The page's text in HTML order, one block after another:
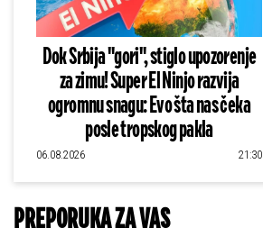
Dok Srbija "gori", stiglo upozorenje
za zimu! Super El Ninjo razvija
ogromnu snagu: Evo šta nas čeka
posle tropskog pakla
06.08.2026 21:30
PREPORUKA ZA VAS